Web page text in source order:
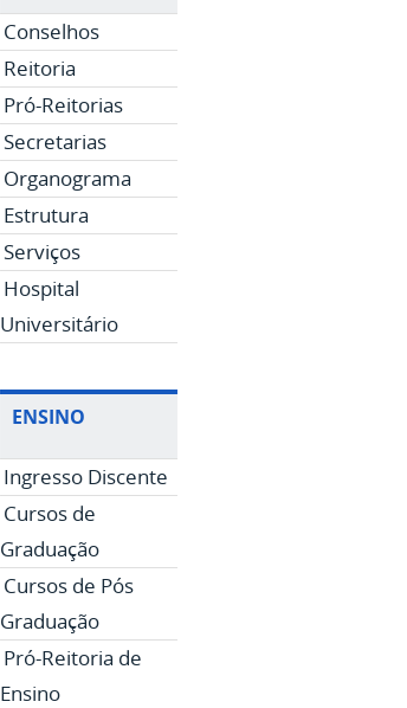
Conselhos
Reitoria
Pró-Reitorias
Secretarias
Organograma
Estrutura
Serviços
Hospital
Universitário
ENSINO
Ingresso Discente
Cursos de
Graduação
Cursos de Pós
Graduação
Pró-Reitoria de
Ensino